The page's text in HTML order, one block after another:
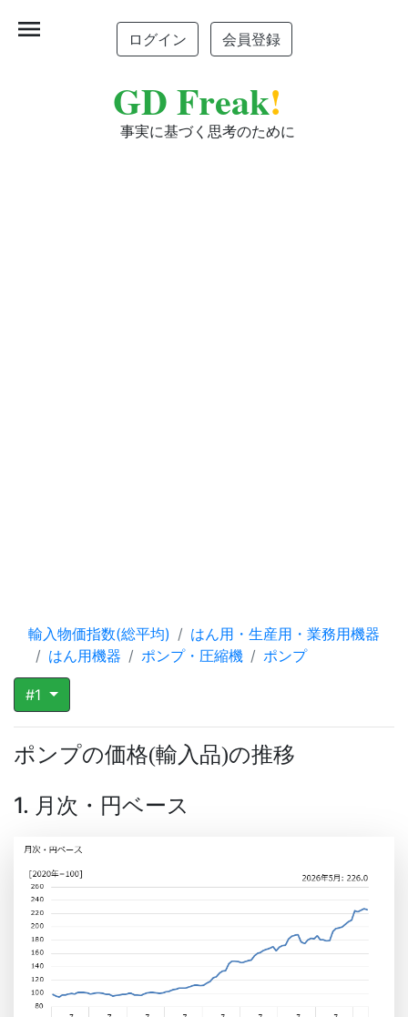
ログイン 会員登録
GD Freak!
事実に基づく思考のために
menu
輸入物価指数(総平均)
はん用・生産用・業務用機器
はん用機器
ポンプ・圧縮機 ポンプ
#1
ポンプの価格(輸入品)の推移
1. 月次・円ベース